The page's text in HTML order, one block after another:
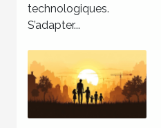
technologiques.
S’adapter...